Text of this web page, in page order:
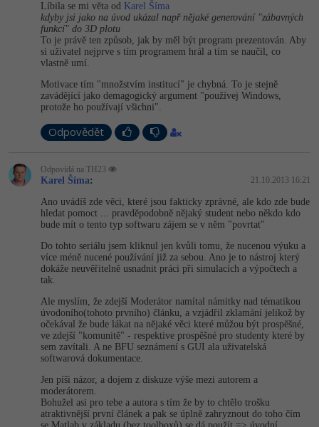
Testování softwaru
Datová analýza
Digitální gramotnost
Marketing -30%
SEO
UX
Business
Copywriting -30%
MS Office -80%
Google Dokumenty
Time management
Kurzy designu
HTML/CSS -80%
Photoshop -80%
Adobe Illustrator
Adobe InDesign -25%
Adobe After Effects
Inkscape
Fotografování -80%
Video
Příběhy absolventů
Kariéra
Pro firmy
Líbila se mi věta od Karel Šíma
kdyby jsi jako na úvod ukázal např nějaké generování "zábavných
funkcí" do 3D plotu
To je právě ten způsob, jak by měl být program prezentován. Aby
si uživatel nejprve s tím programem hrál a tím se naučil, co
vlastně umí.
Motivace tím "množstvím institucí" je chybná. To je stejně
zavádějící jako demagogický argument "používej Windows,
protože ho používají všichni".
Odpovědět
Odpovídá na TH23
Karel Šíma: 21.10.2013 16:21
Ano uvádíš zde věci, které jsou fakticky zprávné, ale kdo zde bude
hledat pomoct ... pravděpodobně nějaký student nebo někdo kdo
bude mít o tento typ softwaru zájem se v něm "povrtat"
Do tohto seriálu jsem kliknul jen kvůli tomu, že nucenou výuku a
více méně nucené používání již za sebou. Ano je to nástroj který
dokáže neuvěřitelně usnadnit práci při simulacích a výpočtech a
tak.
Ale myslím, že zdejší Moderátor namítal námitky nad tématikou
úvodoního(tohoto prvního) článku, a vzjádřil zklamání jelikož by
očekával že bude lákat na nějaké věci které můžou být prospěšné,
ve zdejší "komunitě" - respektive prospěšné pro studenty které by
sem zavítali. A ne BFU seznámení s GUI ala uživatelská
softwarová dokumentace.
Jen píši názor, a dojem z diskuze výše mezi autorem a
moderátorem.
Bohužel asi pro tebe a autora s tím že by to chtělo trošku
atraktivnější první článek a pak se úplně zahryznout do toho čím